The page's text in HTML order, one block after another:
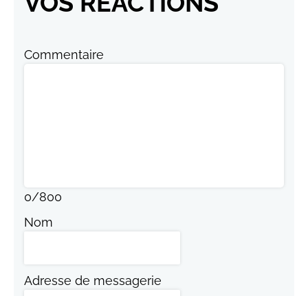
Commentaire
0/800
Nom
Adresse de messagerie